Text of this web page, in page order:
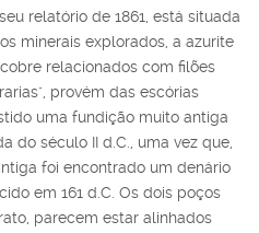
relatório de 1861, está situada
minerais explorados, a azurite
relacionados com filões
provém das escórias
uma fundição muito antiga
do século II d.C., uma vez que,
foi encontrado um denário
em 161 d.C. Os dois poços
parecem estar alinhados